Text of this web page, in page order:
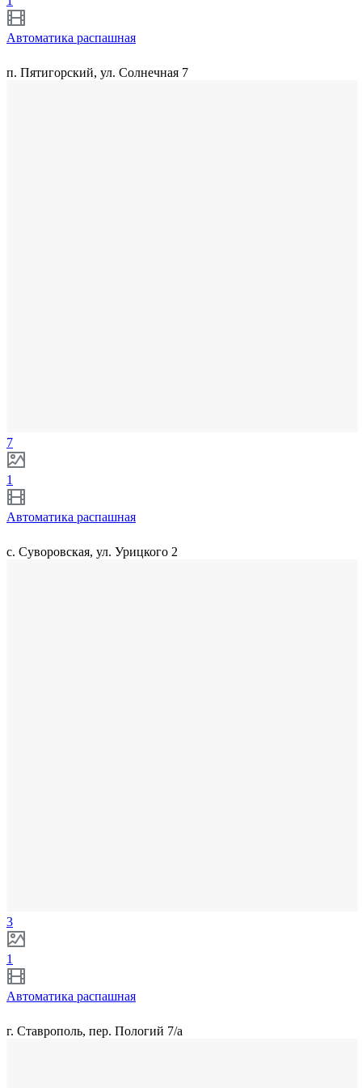
Автоматика распашная
п. Пятигорский, ул. Солнечная 7
7
1
Автоматика распашная
с. Суворовская, ул. Урицкого 2
3
1
Автоматика распашная
г. Ставрополь, пер. Пологий 7/а